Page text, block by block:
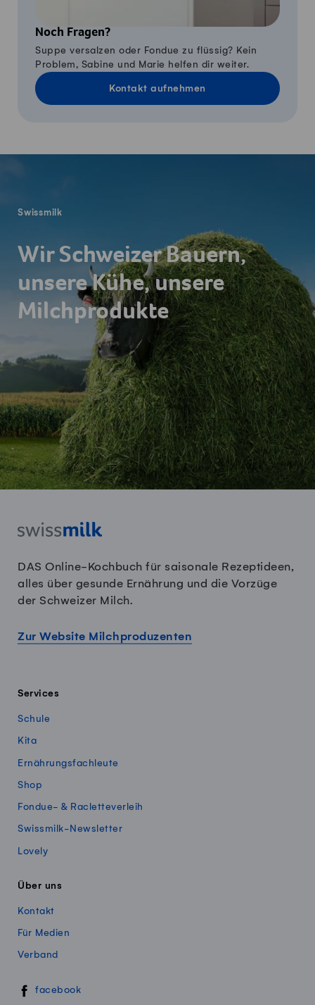
Noch Fragen?
Suppe versalzen oder Fondue zu flüssig? Kein
Problem, Sabine und Marie helfen dir weiter.
Kontakt aufnehmen
Swissmilk
Wir Schweizer Bauern,
unsere Kühe, unsere
Milchprodukte
DAS Online-Kochbuch für saisonale Rezeptideen,
alles über gesunde Ernährung und die Vorzüge
der Schweizer Milch.
Zur Website Milchproduzenten
Services
Schule
Kita
Ernährungsfachleute
Shop
Fondue- & Racletteverleih
Swissmilk-Newsletter
Lovely
Über uns
Kontakt
Für Medien
Verband
Swissmillk auf Social Media
facebook